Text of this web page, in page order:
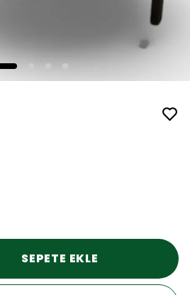
SEPETE EKLE